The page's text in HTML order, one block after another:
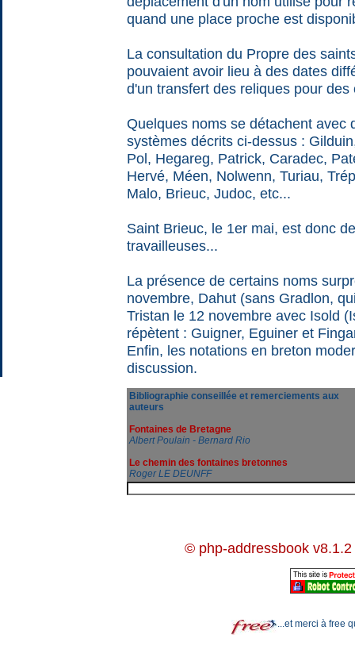
quand une place proche est
La consultation du Propre des
pouvaient avoir lieu à des dates
d'un transfert des reliques pour
Quelques noms se détachent avec
systèmes décrits ci-dessus :
Pol, Hegareg, Patrick, Caradec,
Hervé, Méen, Nolwenn, Turiau,
Malo, Brieuc, Judoc, etc...
Saint Brieuc, le 1er mai, est donc
travailleuses...
La présence de certains noms
novembre, Dahut (sans Gradlon,
Tristan le 12 novembre avec Isold
répètent : Guigner, Eguiner et
Enfin, les notations en breton
discussion.
Bibliographie conseillée et remerciements aux
auteurs
Fontaines de Bretagne
Albert Poulain - Bernard Rio
Le chemin des fontaines bretonnes
Roger LE DEUNFF
© php-addressbook v8.1.2
...et merci à free